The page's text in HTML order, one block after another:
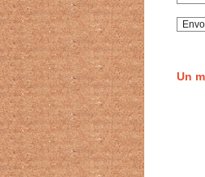
Un